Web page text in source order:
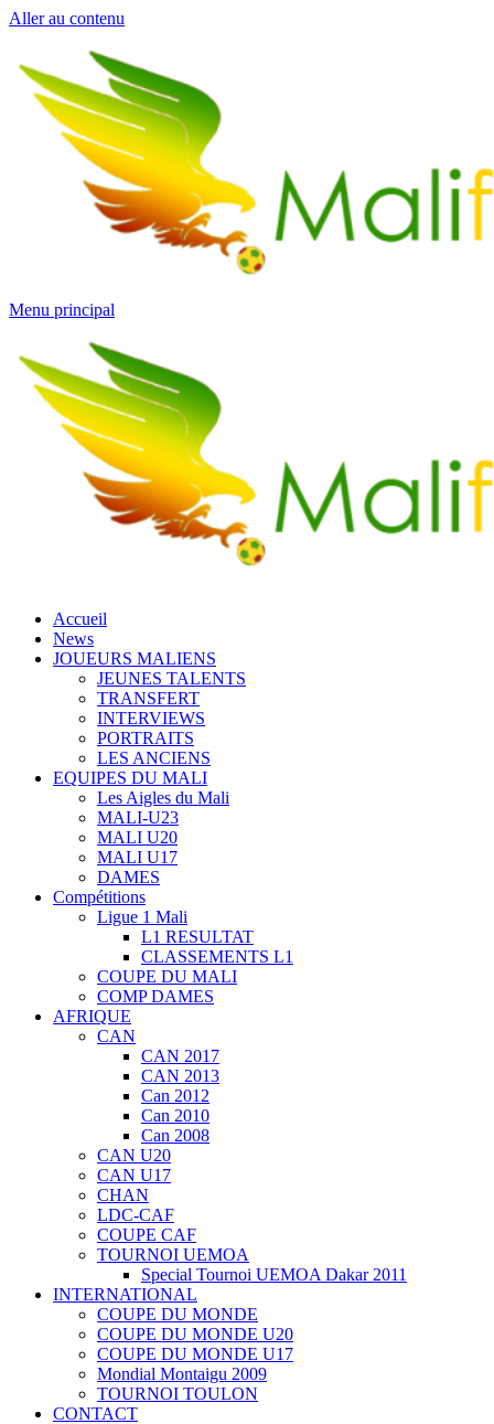
Aller au contenu
Menu principal
Accueil
News
JOUEURS MALIENS
JEUNES TALENTS
TRANSFERT
INTERVIEWS
PORTRAITS
LES ANCIENS
EQUIPES DU MALI
Les Aigles du Mali
MALI-U23
MALI U20
MALI U17
DAMES
Compétitions
Ligue 1 Mali
L1 RESULTAT
CLASSEMENTS L1
COUPE DU MALI
COMP DAMES
AFRIQUE
CAN
CAN 2017
CAN 2013
Can 2012
Can 2010
Can 2008
CAN U20
CAN U17
CHAN
LDC-CAF
COUPE CAF
TOURNOI UEMOA
Special Tournoi UEMOA Dakar 2011
INTERNATIONAL
COUPE DU MONDE
COUPE DU MONDE U20
COUPE DU MONDE U17
Mondial Montaigu 2009
TOURNOI TOULON
CONTACT